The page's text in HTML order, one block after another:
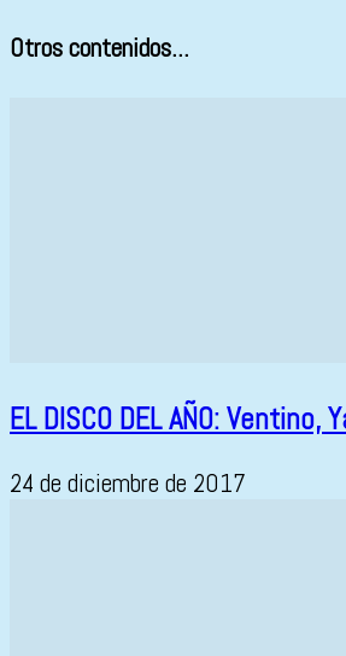
Otros contenidos...
EL DISCO DEL AÑO: Ventino,
24 de diciembre de 2017